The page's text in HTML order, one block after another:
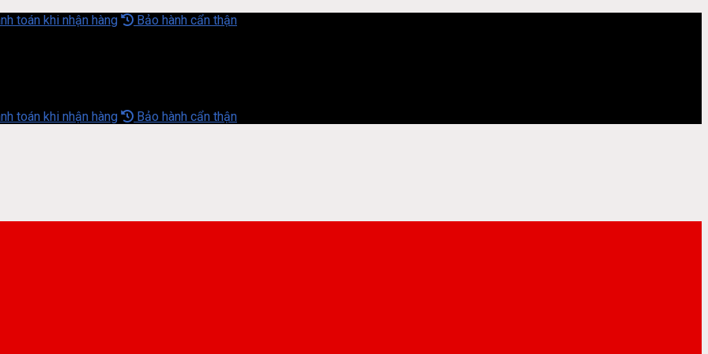
toán khi nhận hàng
Bảo hành cẩn thận
toán khi nhận hàng Bảo hành cẩn thận